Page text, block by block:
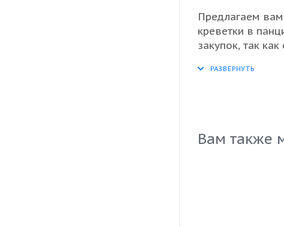
Предлагаем
креветки в
закупок, так
отличным
Позаботьтесь о
Вам также